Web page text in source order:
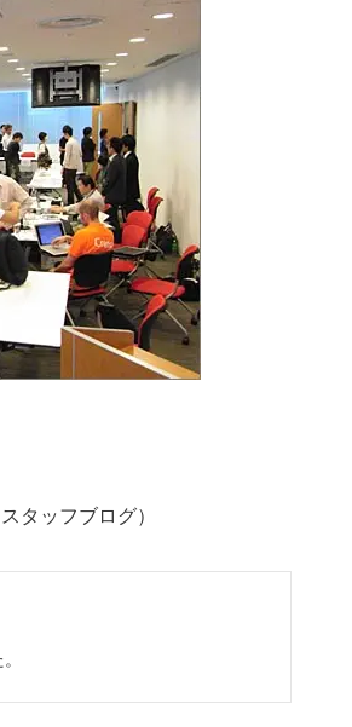
タッフブログ）